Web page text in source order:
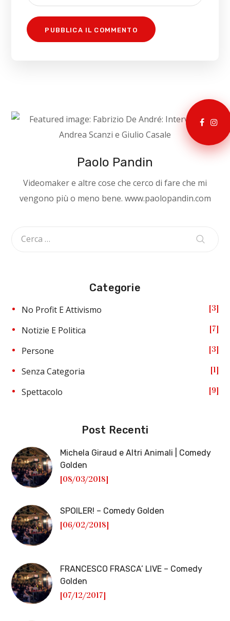
Paolo Pandin
Videomaker e altre cose che cerco di fare che mi
vengono più o meno bene. www.paolopandin.com
Categorie
No Profit E Attivismo 3
Notizie E Politica 7
Persone 3
Senza Categoria 1
Spettacolo 9
Post Recenti
Michela Giraud e Altri Animali | Comedy
Golden
[08/03/2018]
SPOILER! – Comedy Golden
[06/02/2018]
FRANCESCO FRASCA’ LIVE – Comedy
Golden
[07/12/2017]